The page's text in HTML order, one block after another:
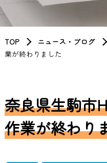
TOP ニュース・ブログ
業が終わりました
奈良県生駒市
作業が終わり